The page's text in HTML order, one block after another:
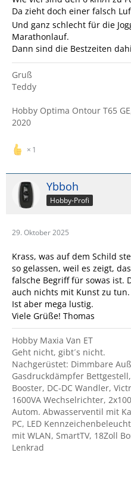
Da zieht doch einer falsch
Und ganz schlecht für die
Marathonlauf.
Dann sind die Bestzeiten
Gruß
Teddy
Hobby Optima Ontour T65
2020
1
Ybboh
Hobby-Profi
29. Oktober 2025
Krass, was auf dem Schild
so gelassen, weil es zeigt,
falsche Begriff für sowas ist.
auch nichts mit Kunst zu tun.
Ist aber mega lustig.
Viele Grüße! Thomas
Hobby Maxia Van ET
Geht nicht, gibt´s nicht.
Nachgerüstet: Dimmbare
Gasdruckdämpfer
Booster, DC-DC Wandler,
1600VA Wechselrichter,
Autom. Abwasserventil mit
PC, LED
mit WLAN, SmartTV, 18Zoll
Lenkrad